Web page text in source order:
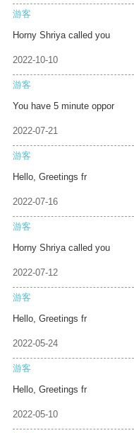
游客
Horny Shriya called you
2022-10-10
游客
You have 5 minute oppor
2022-07-21
游客
Hello, Greetings fr
2022-07-16
游客
Horny Shriya called you
2022-07-12
游客
Hello, Greetings fr
2022-05-24
游客
Hello, Greetings fr
2022-05-10